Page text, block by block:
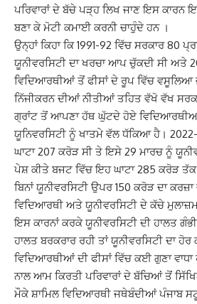
ਪਰਿਵਾਰਾਂ ਦੇ ਬੱਚੇ ਪੜ੍ਹ ਲਿਖ ਜਾਣ ਇਸ ਕਾਰਨ
ਬਣਾ ਕੇ ਮੋਟੀ ਕਮਾਈ ਕਰਨੀ ਚਾਹੁੰਦੇ ਹਨ ।
ਉਨ੍ਹਾਂ ਕਿਹਾ ਕਿ 1991-92 ਵਿੱਚ ਸਰਕਾਰ 80
ਯੂਨੀਵਰਸਿਟੀ ਦਾ ਖਰਚਾ ਆਪ ਚੁੱਕਦੀ ਸੀ ਅਤੇ
ਵਿਦਿਆਰਥੀਆਂ ਤੋਂ ਫੀਸਾਂ ਦੇ ਰੂਪ ਵਿੱਚ ਵਸੂਲਿਆ
ਨਿੱਜੀਕਰਨ ਦੀਆਂ ਨੀਤੀਆਂ ਤਹਿਤ ਵੱਖੋ ਵੱਖ
ਗ੍ਰਾਂਟ ਤੋਂ ਆਪਣਾ ਹੱਥ ਘੁੱਟਦੇ ਹੋਏ
ਯੂਨਿਵਰਸਿਟੀ ਨੂੰ ਖਾਤਮੇ ਵੱਲ ਧੱਕਿਆ ਹੈ। 2022-
ਘਾਟਾ 207 ਕਰੋੜ ਸੀ ਤੇ ਇਸੇ 29 ਮਾਰਚ ਨੂੰ
ਪੇਸ਼ ਕੀਤੇ ਬਜਟ ਵਿੱਚ ਇਹ ਘਾਟਾ 285 ਕਰੋੜ
ਬਿਨਾਂ ਯੂਨੀਵਰਸਿਟੀ ਉਪਰ 150 ਕਰੋੜ ਦਾ
ਵਿਦਿਆਰਥੀ ਅਤੇ ਯੂਨੀਵਰਸਿਟੀ ਦੇ ਕੱਚੇ
ਇਸ ਕਾਰਨਾਂ ਕਰਕੇ ਯੂਨੀਵਰਸਿਟੀ ਦੀ ਹਾਲਤ
ਹਾਲਤ ਬਰਕਰਾਰ ਰਹੀ ਤਾਂ ਯੂਨੀਵਰਸਿਟੀ ਦਾ
ਵਿਦਿਆਰਥੀਆਂ ਦੀ ਫੀਸਾਂ ਵਿੱਚ ਕਈ ਗੁਣਾ ਵਾਧਾ
ਨਾਲ ਆਮ ਕਿਰਤੀ ਪਰਿਵਾਰਾਂ ਦੇ ਬੱਚਿਆਂ ਤੋਂ
ਮੌਕੇ ਸ਼ਾਮਿਲ ਵਿਦਿਆਰਥੀ ਜਥੇਬੰਦੀਆਂ ਪੰਜਾਬ